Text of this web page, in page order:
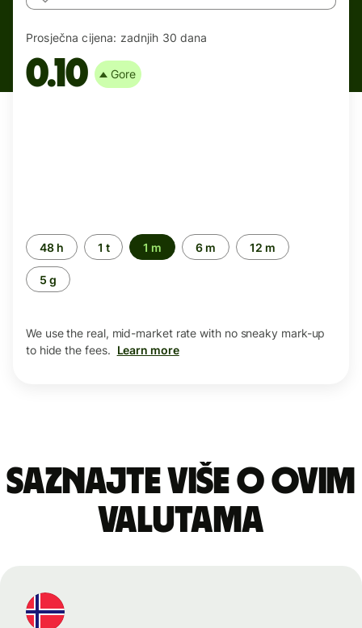
Prosječna cijena: zadnjih 30 dana
0.10 Gore
Time
period
48 h 1 t 1 m 6 m 12 m
5 g
We use the real, mid-market rate with no sneaky mark-up
to hide the fees. Learn more
Saznajte više o ovim
valutama